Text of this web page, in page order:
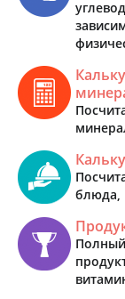
блюда,